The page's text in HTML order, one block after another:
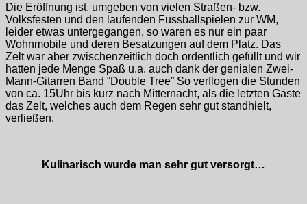
Die Eröffnung ist, umgeben von vielen Straßen- bzw.
Volksfesten und den laufenden Fussballspielen zur WM,
leider etwas untergegangen, so waren es nur ein paar
Wohnmobile und deren Besatzungen auf dem Platz. Das
Zelt war aber zwischenzeitlich doch ordentlich gefüllt und wir
hatten jede Menge Spaß u.a. auch dank der genialen Zwei-
Mann-Gitarren Band “Double Tree” So verflogen die Stunden
von ca. 15Uhr bis kurz nach Mitternacht, als die letzten Gäste
das Zelt, welches auch dem Regen sehr gut standhielt,
verließen.
Kulinarisch wurde man sehr gut versorgt…